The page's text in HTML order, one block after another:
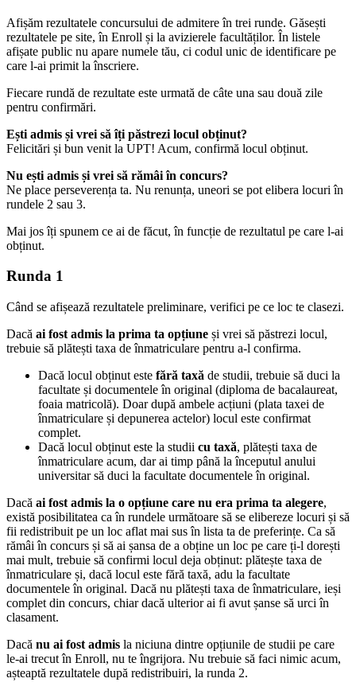
Afișăm rezultatele concursului de admitere în trei runde. Găsești
rezultatele pe site, în Enroll și la avizierele facultăților. În listele
afișate public nu apare numele tău, ci codul unic de identificare pe
care l-ai primit la înscriere.
Fiecare rundă de rezultate este urmată de câte una sau două zile
pentru confirmări.
Ești admis și vrei să îți păstrezi locul obținut?
Felicitări și bun venit la UPT! Acum, confirmă locul obținut.
Nu ești admis și vrei să rămâi în concurs?
Ne place perseverența ta. Nu renunța, uneori se pot elibera locuri în
rundele 2 sau 3.
Mai jos îți spunem ce ai de făcut, în funcție de rezultatul pe care l-ai
obținut.
Runda 1
Când se afișează rezultatele preliminare, verifici pe ce loc te clasezi.
Dacă ai fost admis la prima ta opțiune și vrei să păstrezi locul,
trebuie să plătești taxa de înmatriculare pentru a-l confirma.
Dacă locul obținut este fără taxă de studii, trebuie să duci la
facultate și documentele în original (diploma de bacalaureat,
foaia matricolă). Doar după ambele acțiuni (plata taxei de
înmatriculare și depunerea actelor) locul este confirmat
complet.
Dacă locul obținut este la studii cu taxă, plătești taxa de
înmatriculare acum, dar ai timp până la începutul anului
universitar să duci la facultate documentele în original.
Dacă ai fost admis la o opțiune care nu era prima ta alegere,
există posibilitatea ca în rundele următoare să se elibereze locuri și să
fii redistribuit pe un loc aflat mai sus în lista ta de preferințe. Ca să
rămâi în concurs și să ai șansa de a obține un loc pe care ți-l dorești
mai mult, trebuie să confirmi locul deja obținut: plătește taxa de
înmatriculare și, dacă locul este fără taxă, adu la facultate
documentele în original. Dacă nu plătești taxa de înmatriculare, ieși
complet din concurs, chiar dacă ulterior ai fi avut șanse să urci în
clasament.
Dacă nu ai fost admis la niciuna dintre opțiunile de studii pe care
le-ai trecut în Enroll, nu te îngrijora. Nu trebuie să faci nimic acum,
așteaptă rezultatele după redistribuiri, la runda 2.